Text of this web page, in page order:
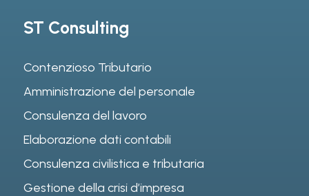
ST Consulting
Contenzioso Tributario
Amministrazione del personale
Consulenza del lavoro
Elaborazione dati contabili
Consulenza civilistica e tributaria
Gestione della crisi d’impresa